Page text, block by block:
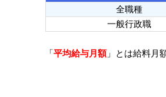
全職種
一般行政職
「平均給与月額」とは給料月